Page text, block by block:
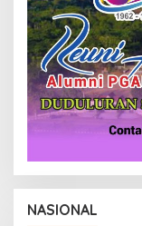
NASIONAL